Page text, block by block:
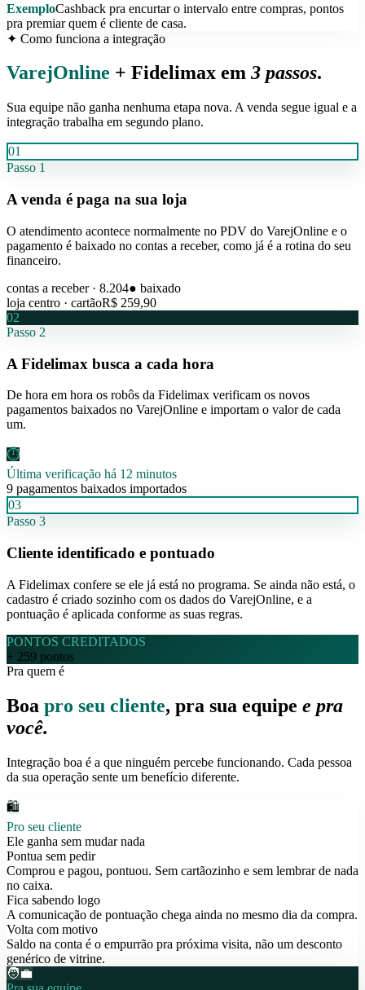
ExemploCashback pra encurtar o intervalo entre compras, pontos
pra premiar quem é cliente de casa.
✦ Como funciona a integração
VarejOnline + Fidelimax em 3 passos.
Sua equipe não ganha nenhuma etapa nova. A venda segue igual e a
integração trabalha em segundo plano.
01
Passo 1
A venda é paga na sua loja
O atendimento acontece normalmente no PDV do VarejOnline e o
pagamento é baixado no contas a receber, como já é a rotina do seu
financeiro.
contas a receber · 8.204● baixado
loja centro · cartãoR$ 259,90
02
Passo 2
A Fidelimax busca a cada hora
De hora em hora os robôs da Fidelimax verificam os novos
pagamentos baixados no VarejOnline e importam o valor de cada
um.
⏱
Última verificação há 12 minutos
9 pagamentos baixados importados
03
Passo 3
Cliente identificado e pontuado
A Fidelimax confere se ele já está no programa. Se ainda não está, o
cadastro é criado sozinho com os dados do VarejOnline, e a
pontuação é aplicada conforme as suas regras.
PONTOS CREDITADOS
+ 259 pontos
Pra quem é
Boa pro seu cliente, pra sua equipe e pra
você.
Integração boa é a que ninguém percebe funcionando. Cada pessoa
da sua operação sente um benefício diferente.
🛍️
Pro seu cliente
Ele ganha sem mudar nada
Pontua sem pedir
Comprou e pagou, pontuou. Sem cartãozinho e sem lembrar de nada
no caixa.
Fica sabendo logo
A comunicação de pontuação chega ainda no mesmo dia da compra.
Volta com motivo
Saldo na conta é o empurrão pra próxima visita, não um desconto
genérico de vitrine.
🧑‍💼